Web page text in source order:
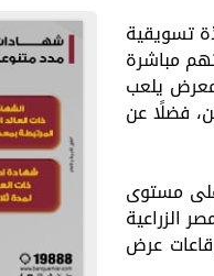
تسويقية
مباشرة
يلعب
فضلًا عن
مستوى
الزراعية
عرض